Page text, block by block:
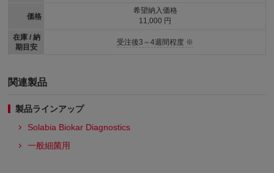
価格
在庫 / 納
期目安
希望納入価格
11,000 円
受注後3～4週間程度 ※
関連製品
製品ラインアップ
Solabia Biokar Diagnostics
一般細菌用